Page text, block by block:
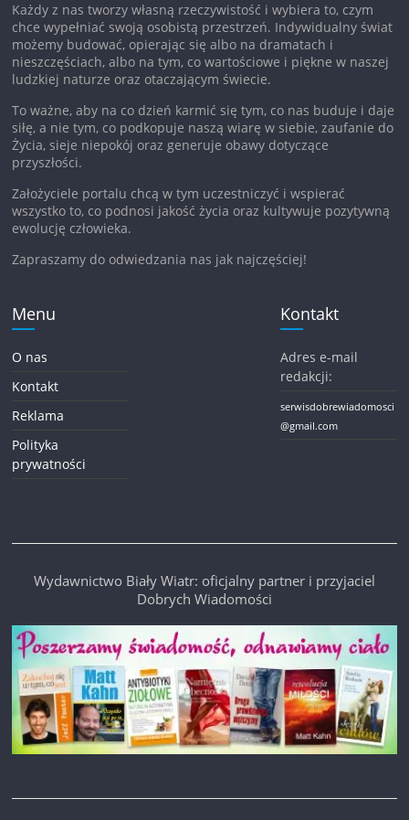
Każdy z nas tworzy własną rzeczywistość i wybiera to, czym
chce wypełniać swoją osobistą przestrzeń. Indywidualny świat
możemy budować, opierając się albo na dramatach i
nieszczęściach, albo na tym, co wartościowe i piękne w naszej
ludzkiej naturze oraz otaczającym świecie.
To ważne, aby na co dzień karmić się tym, co nas buduje i daje
siłę, a nie tym, co podkopuje naszą wiarę w siebie, zaufanie do
Życia, sieje niepokój oraz generuje obawy dotyczące
przyszłości.
Założyciele portalu chcą w tym uczestniczyć i wspierać
wszystko to, co podnosi jakość życia oraz kultywuje pozytywną
ewolucję człowieka.
Zapraszamy do odwiedzania nas jak najczęściej!
Menu
O nas
Kontakt
Reklama
Polityka
prywatności
Kontakt
Adres e-mail
redakcji:
serwisdobrewiadomosci
@gmail.com
Wydawnictwo Biały Wiatr: oficjalny partner i przyjaciel
Dobrych Wiadomości